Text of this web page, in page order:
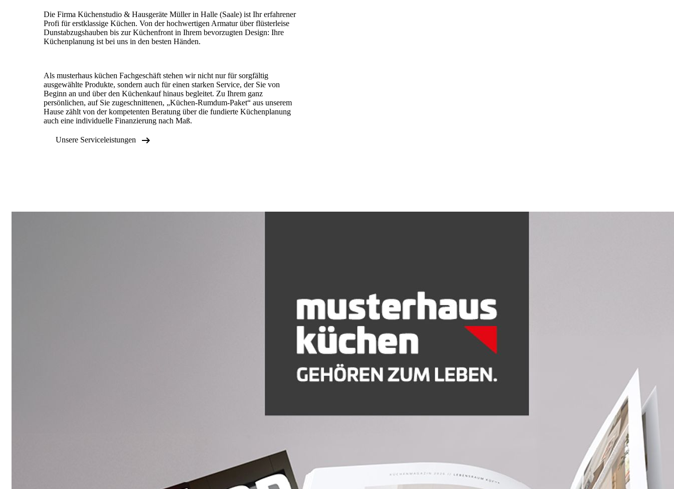
Die Firma Küchenstudio & Hausgeräte Müller in Halle (Saale) ist Ihr erfahrener
Profi für erstklassige Küchen. Von der hochwertigen Armatur über flüsterleise
Dunstabzugshauben bis zur Küchenfront in Ihrem bevorzugten Design: Ihre
Küchenplanung ist bei uns in den besten Händen.
Als musterhaus küchen Fachgeschäft stehen wir nicht nur für sorgfältig
ausgewählte Produkte, sondern auch für einen starken Service, der Sie von
Beginn an und über den Küchenkauf hinaus begleitet. Zu Ihrem ganz
persönlichen, auf Sie zugeschnittenen, „Küchen-Rumdum-Paket“ aus unserem
Hause zählt von der kompetenten Beratung über die fundierte Küchenplanung
auch eine individuelle Finanzierung nach Maß.
Unsere Serviceleistungen 